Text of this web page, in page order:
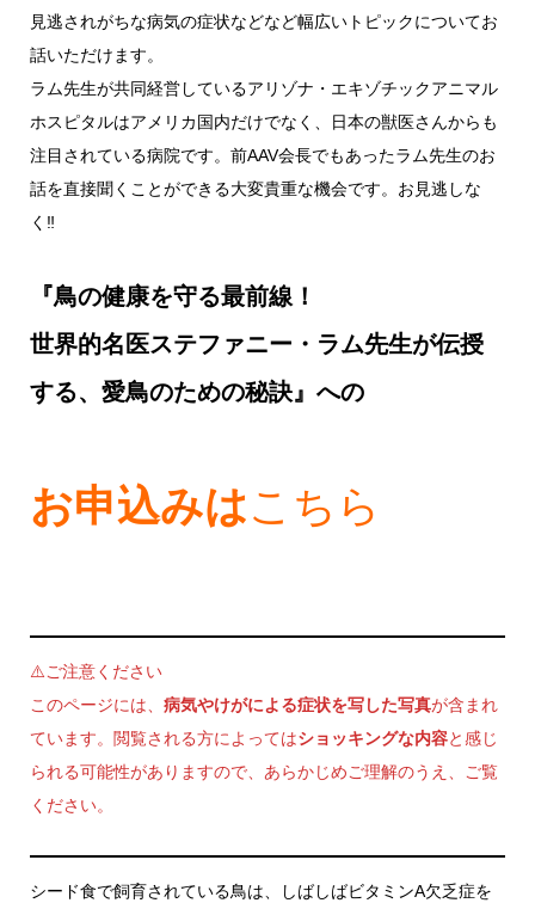
見逃されがちな病気の症状などなど幅広いトピックについてお
話いただけます。
ラム先生が共同経営しているアリゾナ・エキゾチックアニマル
ホスピタルはアメリカ国内だけでなく、日本の獣医さんからも
注目されている病院です。前AAV会長でもあったラム先生のお
話を直接聞くことができる大変貴重な機会です。お見逃しな
く‼
『鳥の健康を守る最前線！
世界的名医ステファニー・ラム先生が伝授
する、 愛鳥のための秘訣』 への
お申込みはこちら
⚠️ご注意ください
このページには、 病気やけがによる症状を写した写真が含まれ
ています。閲覧される方によってはショッキングな内容と感じ
られる可能性がありますので、あらかじめご理解のうえ、ご覧
ください。
シード食で飼育されている鳥は、しばしばビタミンA欠乏症を